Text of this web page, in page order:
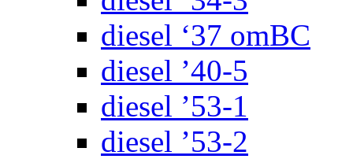
diesel ‘37 omBC
diesel ’40-5
diesel ’53-1
diesel ’53-2